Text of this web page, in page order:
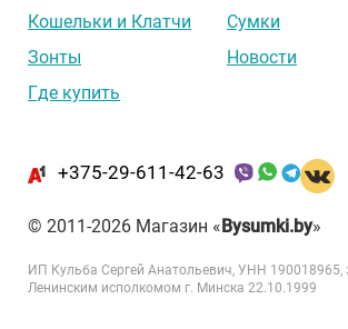
+375-29-611-42-63
Кошельки и Клатчи
Сумки
Зонты
Новости
Где купить
© 2011-2026 Магазин «Bysumki.by»
ИП Кульба Сергей Анатольевич, УНН 190018965,
Ленинским исполкомом г. Минска 22.10.1999